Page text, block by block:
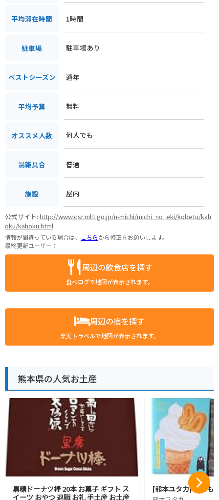
平均滞在時間 1時間
駐車場 駐車場あり
ベストシーズン 通年
平均予算 無料
オススメ人数 何人でも
混雑具合 普通
施設 屋内
公式サイト:http://www.qsr.mlit.go.jp/n-michi/michi_no_eki/kobetu/kah
oku/kahoku.html
情報が間違っている場合は、 こちらから修正をお願いします。
最終更新ユーザー：
周辺の飲食店を探す
食べログで地図が表示されます。
周辺の宿を探す
楽天トラベルで地図が表示されます。
熊本県の人気お土産
黒糖ドーナツ棒 20本 お菓子 ギフト ス
イーツ おやつ 退職 お礼 手土産 お土産
[熊本ユタカ] くまも